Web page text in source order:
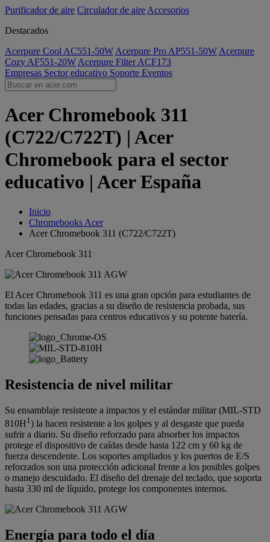
Purificador de aire Circulador de aire Accesorios
Destacados
Acerpure Cool AC551-50W Acerpure Pro AP551-50W Acerpure
Cozy AF551-20W Acerpure Filter ACF173
Empresas Sector educativo Soporte Eventos
Acer Chromebook 311
(C722/C722T) | Acer
Chromebook para el sector
educativo | Acer España
Inicio
Chromebooks Acer
Acer Chromebook 311 (C722/C722T)
Acer Chromebook 311
El Acer Chromebook 311 es una gran opción para estudiantes de
todas las edades, gracias a su diseño de resistencia probada, sus
funciones pensadas para centros educativos y su potente batería.
Resistencia de nivel militar
Su ensamblaje resistente a impactos y el estándar militar (MIL-STD
810H1 ) la hacen resistente a los golpes y al desgaste que pueda
sufrir a diario. Su diseño reforzado para absorber los impactos
protege el dispositivo de caídas desde hasta 122 cm y 60 kg de
fuerza descendente. Los soportes ampliados y los puertos de E/S
reforzados son una protección adicional frente a los posibles golpes
o manejo descuidado. El diseño del drenaje del teclado, que soporta
hasta 330 ml de líquido, protege los componentes internos.
Energía para todo el día